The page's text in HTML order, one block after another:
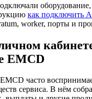
оборудование,
как подключить
worker, порты и
EMCD
часто
сервиса. В нём